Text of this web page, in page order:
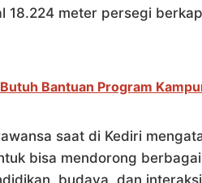
18.224 meter persegi
Bantuan Program
saat di Kediri
bisa mendorong
budaya, dan